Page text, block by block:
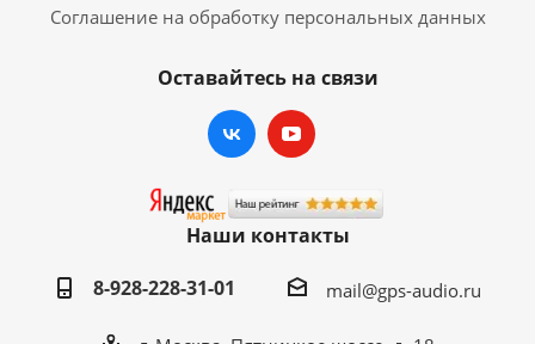
Соглашение на обработку персональных данных
Оставайтесь на связи
Наши контакты
8-928-228-31-01
mail@gps-audio.ru